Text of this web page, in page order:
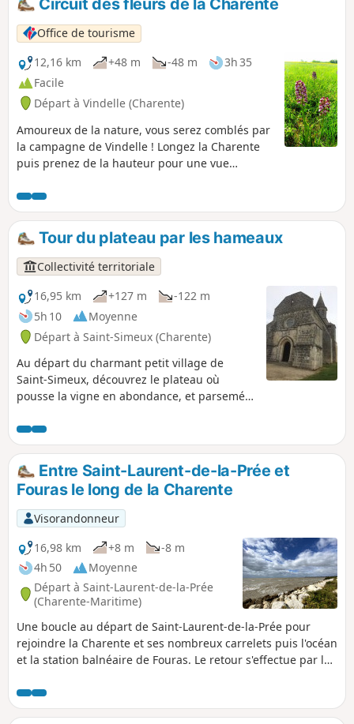
Circuit des fleurs de la Charente
Office de tourisme
12,16 km
+48 m -48 m
3h 35
Facile
Départ à Vindelle (Charente)
Amoureux de la nature, vous serez comblés par
la campagne de Vindelle ! Longez la Charente
puis prenez de la hauteur pour une vue
absolument hors période hivernale!
Tour du plateau par les hameaux
Collectivité territoriale
16,95 km
+127 m
-122 m
5h 10
Moyenne
Départ à Saint-Simeux (Charente)
Au départ du charmant petit village de
Saint-Simeux, découvrez le plateau où
pousse la vigne en abondance, et parsemé
uns que les autres avec leurs grandes
bâtisses en vieilles pierres.
Entre Saint-Laurent-de-la-Prée et
Fouras le long de la Charente
Visorandonneur
16,98 km
+8 m
-8 m
4h 50
Moyenne
Départ à Saint-Laurent-de-la-Prée
(Charente-Maritime)
Une boucle au départ de Saint-Laurent-de-la-Prée pour
rejoindre la Charente et ses nombreux carrelets puis l'océan
et la station balnéaire de Fouras. Le retour s'effectue par la